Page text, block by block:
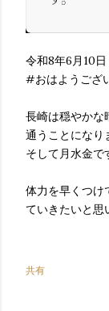
令和8年6月10日
#おはようござ
長崎は穏やかな
通うことになり
そして月水金で
体力を早くつけ
ていきたいと思
共有